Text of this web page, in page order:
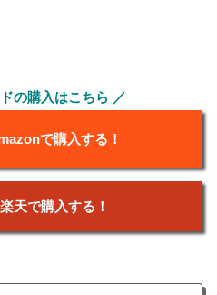
の購入はこちら ／
で購入する！
天で購入する！